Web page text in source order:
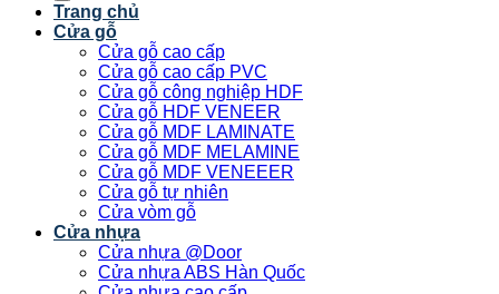
Trang chủ
Cửa gỗ
Cửa gỗ cao cấp
Cửa gỗ cao cấp PVC
Cửa gỗ công nghiệp HDF
Cửa gỗ HDF VENEER
Cửa gỗ MDF LAMINATE
Cửa gỗ MDF MELAMINE
Cửa gỗ MDF VENEEER
Cửa gỗ tự nhiên
Cửa vòm gỗ
Cửa nhựa
Cửa nhựa @Door
Cửa nhựa ABS Hàn Quốc